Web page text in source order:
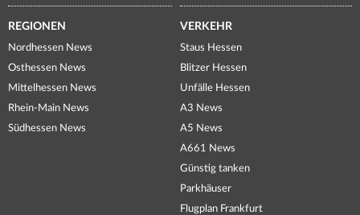
REGIONEN
Nordhessen News
Osthessen News
Mittelhessen News
Rhein-Main News
Südhessen News
VERKEHR
Staus Hessen
Blitzer Hessen
Unfälle Hessen
A3 News
A5 News
A661 News
Günstig tanken
Parkhäuser
Flugplan Frankfurt